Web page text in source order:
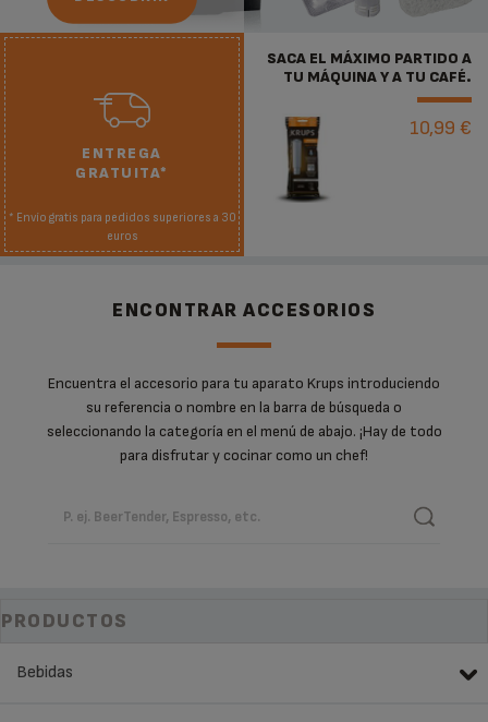
ENTREGA
GRATUITA*
* Envío gratis para pedidos superiores a 30
euros
SACA EL MÁXIMO PARTIDO A
TU MÁQUINA Y A TU CAFÉ.
10,99 €
ENCONTRAR ACCESORIOS
Encuentra el accesorio para tu aparato Krups introduciendo
su referencia o nombre en la barra de búsqueda o
seleccionando la categoría en el menú de abajo. ¡Hay de todo
para disfrutar y cocinar como un chef!
PRODUCTOS
Bebidas